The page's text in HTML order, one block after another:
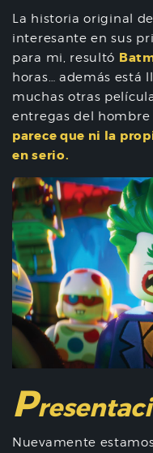
La historia original
interesante en sus
para mi, resultó
horas… además está
muchas otras
entregas del
parece que ni la
en serio.
P
Nuevamente